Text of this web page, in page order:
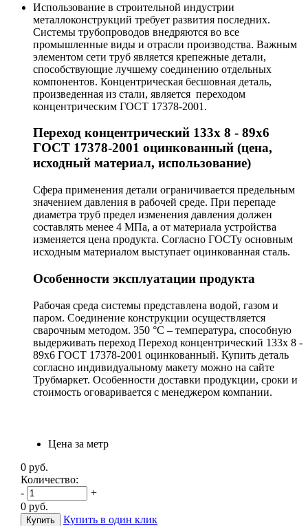
Использование в строительной индустрии
металлоконструкций требует развития последних.
Системы трубопроводов внедряются во все
промышленные виды и отрасли производства. Важным
элементом сети труб является крепежные детали,
способствующие лучшему соединению отдельных
компонентов. Концентрическая бесшовная деталь,
произведенная из стали, является переходом
концентрическим ГОСТ 17378-2001.
Переход концентрический 133х 8 - 89х6
ГОСТ 17378-2001 оцинкованный (цена,
исходный материал, использование)
Сфера применения детали ограничивается предельным
значением давления в рабочей среде. При перепаде
диаметра труб предел изменения давления должен
составлять менее 4 МПа, а от материала устройства
изменяется цена продукта. Согласно ГОСТу основным
исходным материалом выступает оцинкованная сталь.
Особенности эксплуатации продукта
Рабочая среда системы представлена водой, газом и
паром. Соединение конструкции осуществляется
сварочным методом. 350 °С – температура, способную
выдерживать переход Переход концентрический 133х 8 -
89х6 ГОСТ 17378-2001 оцинкованный. Купить деталь
согласно индивидуальному макету можно на сайте
Трубмаркет. Особенности доставки продукции, сроки и
стоимость оговаривается с менеджером компании.
Цена за метр
0 руб.
Количество:
-
+
0 руб.
Купить в один клик